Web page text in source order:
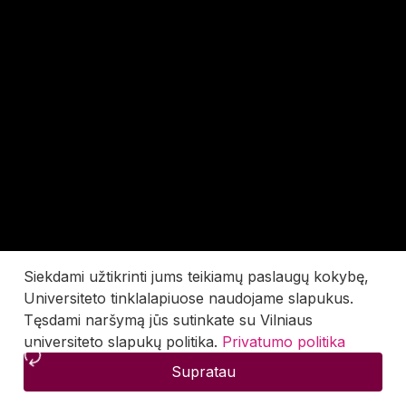
Siekdami užtikrinti jums teikiamų paslaugų kokybę,
Universiteto tinklalapiuose naudojame slapukus.
Tęsdami naršymą jūs sutinkate su Vilniaus
universiteto slapukų politika. Privatumo politika
Supratau